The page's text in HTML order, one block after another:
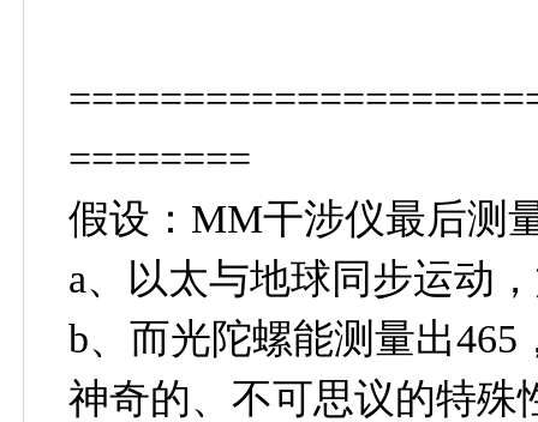
========
假设：MM干涉仪最后测
a、以太与地球同步运动
b、而光陀螺能测量出
神奇的、不可思议的特殊